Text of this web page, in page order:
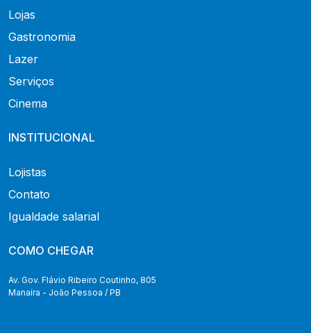
Lojas
Gastronomia
Lazer
Serviços
Cinema
INSTITUCIONAL
Lojistas
Contato
Igualdade salarial
COMO CHEGAR
Av. Gov. Flávio Ribeiro Coutinho, 805
Manaíra - João Pessoa / PB